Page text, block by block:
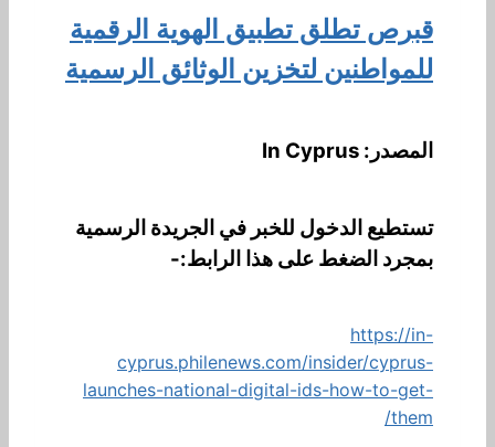
قبرص تطلق تطبيق الهوية الرقمية
للمواطنين لتخزين الوثائق الرسمية
المصدر: In Cyprus
تستطيع الدخول للخبر في الجريدة الرسمية
بمجرد الضغط على هذا الرابط:-
https://in-
cyprus.philenews.com/insider/cyprus-
launches-national-digital-ids-how-to-get-
them/